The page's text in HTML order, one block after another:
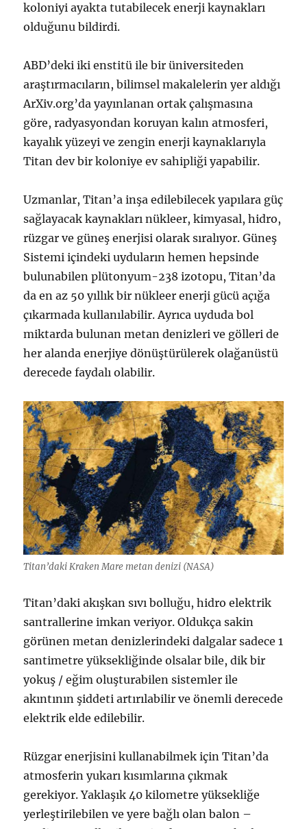
koloniyi ayakta tutabilecek enerji kaynakları
olduğunu bildirdi.
ABD’deki iki enstitü ile bir üniversiteden
araştırmacıların, bilimsel makalelerin yer aldığı
ArXiv.org’da yayınlanan ortak çalışmasına
göre, radyasyondan koruyan kalın atmosferi,
kayalık yüzeyi ve zengin enerji kaynaklarıyla
Titan dev bir koloniye ev sahipliği yapabilir.
Uzmanlar, Titan’a inşa edilebilecek yapılara güç
sağlayacak kaynakları nükleer, kimyasal, hidro,
rüzgar ve güneş enerjisi olarak sıralıyor. Güneş
Sistemi içindeki uyduların hemen hepsinde
bulunabilen plütonyum-238 izotopu, Titan’da
da en az 50 yıllık bir nükleer enerji gücü açığa
çıkarmada kullanılabilir. Ayrıca uyduda bol
miktarda bulunan metan denizleri ve gölleri de
her alanda enerjiye dönüştürülerek olağanüstü
derecede faydalı olabilir.
Titan’daki Kraken Mare metan denizi (NASA)
Titan’daki akışkan sıvı bolluğu, hidro elektrik
santrallerine imkan veriyor. Oldukça sakin
görünen metan denizlerindeki dalgalar sadece 1
santimetre yüksekliğinde olsalar bile, dik bir
yokuş / eğim oluşturabilen sistemler ile
akıntının şiddeti artırılabilir ve önemli derecede
elektrik elde edilebilir.
Rüzgar enerjisini kullanabilmek için Titan’da
atmosferin yukarı kısımlarına çıkmak
gerekiyor. Yaklaşık 40 kilometre yüksekliğe
yerleştirilebilen ve yere bağlı olan balon –